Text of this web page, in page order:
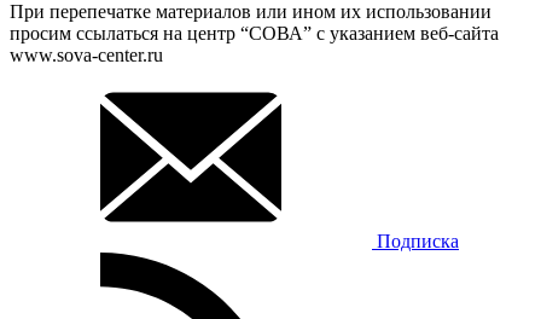
При перепечатке материалов или ином их использовании
просим ссылаться на центр “СОВА” с указанием веб-сайта
www.sova-center.ru
Подписка